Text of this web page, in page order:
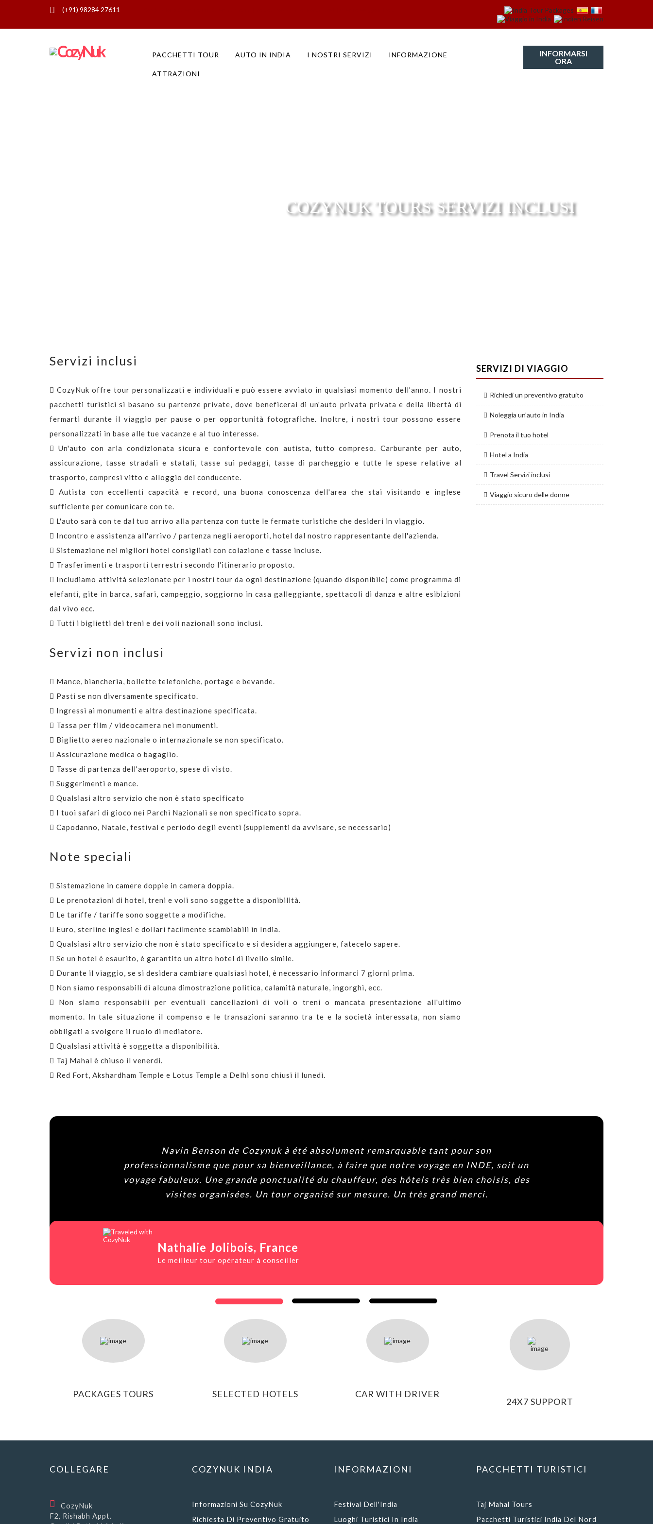
(+91) 98284 27611
PACCHETTI TOUR AUTO IN INDIA I NOSTRI SERVIZI INFORMAZIONE
ATTRAZIONI
INFORMARSI
ORA
COZYNUK TOURS SERVIZI INCLUSI
Servizi inclusi
CozyNuk offre tour personalizzati e individuali e può essere avviato in qualsiasi momento dell'anno. I nostri
pacchetti turistici si basano su partenze private, dove beneficerai di un'auto privata privata e della libertà di
fermarti durante il viaggio per pause o per opportunità fotografiche. Inoltre, i nostri tour possono essere
personalizzati in base alle tue vacanze e al tuo interesse.
Un'auto con aria condizionata sicura e confortevole con autista, tutto compreso. Carburante per auto,
assicurazione, tasse stradali e statali, tasse sui pedaggi, tasse di parcheggio e tutte le spese relative al
trasporto, compresi vitto e alloggio del conducente.
Autista con eccellenti capacità e record, una buona conoscenza dell'area che stai visitando e inglese
sufficiente per comunicare con te.
L'auto sarà con te dal tuo arrivo alla partenza con tutte le fermate turistiche che desideri in viaggio.
Incontro e assistenza all'arrivo / partenza negli aeroporti, hotel dal nostro rappresentante dell'azienda.
Sistemazione nei migliori hotel consigliati con colazione e tasse incluse.
Trasferimenti e trasporti terrestri secondo l'itinerario proposto.
Includiamo attività selezionate per i nostri tour da ogni destinazione (quando disponibile) come programma di
elefanti, gite in barca, safari, campeggio, soggiorno in casa galleggiante, spettacoli di danza e altre esibizioni
dal vivo ecc.
Tutti i biglietti dei treni e dei voli nazionali sono inclusi.
Servizi non inclusi
Mance, biancheria, bollette telefoniche, portage e bevande.
Pasti se non diversamente specificato.
Ingressi ai monumenti e altra destinazione specificata.
Tassa per film / videocamera nei monumenti.
Biglietto aereo nazionale o internazionale se non specificato.
Assicurazione medica o bagaglio.
Tasse di partenza dell'aeroporto, spese di visto.
Suggerimenti e mance.
Qualsiasi altro servizio che non è stato specificato
I tuoi safari di gioco nei Parchi Nazionali se non specificato sopra.
Capodanno, Natale, festival e periodo degli eventi (supplementi da avvisare, se necessario)
Note speciali
Sistemazione in camere doppie in camera doppia.
Le prenotazioni di hotel, treni e voli sono soggette a disponibilità.
Le tariffe / tariffe sono soggette a modifiche.
Euro, sterline inglesi e dollari facilmente scambiabili in India.
Qualsiasi altro servizio che non è stato specificato e si desidera aggiungere, fatecelo sapere.
Se un hotel è esaurito, è garantito un altro hotel di livello simile.
Durante il viaggio, se si desidera cambiare qualsiasi hotel, è necessario informarci 7 giorni prima.
Non siamo responsabili di alcuna dimostrazione politica, calamità naturale, ingorghi, ecc.
Non siamo responsabili per eventuali cancellazioni di voli o treni o mancata presentazione all'ultimo
momento. In tale situazione il compenso e le transazioni saranno tra te e la società interessata, non siamo
obbligati a svolgere il ruolo di mediatore.
Qualsiasi attività è soggetta a disponibilità.
Taj Mahal è chiuso il venerdì.
Red Fort, Akshardham Temple e Lotus Temple a Delhi sono chiusi il lunedì.
SERVIZI DI VIAGGIO
Richiedi un preventivo gratuito
Noleggia un'auto in India
Prenota il tuo hotel
Hotel a India
Travel Servizi inclusi
Viaggio sicuro delle donne
Navin Benson de Cozynuk à été absolument remarquable tant pour son
professionnalisme que pour sa bienveillance, à faire que notre voyage en INDE, soit un
voyage fabuleux. Une grande ponctualité du chauffeur, des hôtels très bien choisis, des
visites organisées. Un tour organisé sur mesure. Un très grand merci.
Nathalie Jolibois, France
Le meilleur tour opérateur à conseiller
PACKAGES TOURS SELECTED HOTELS CAR WITH DRIVER
24X7 SUPPORT
COLLEGARE
CozyNuk
F2, Rishabh Appt.
COZYNUK INDIA
Informazioni Su CozyNuk
Richiesta Di Preventivo Gratuito
INFORMAZIONI
Festival Dell'India
Luoghi Turistici In India
PACCHETTI TURISTICI
Taj Mahal Tours
Pacchetti Turistici India Del Nord